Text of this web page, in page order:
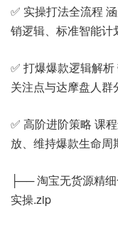
✅ 实操打法全流程
销逻辑、标准智能计
✅ 打爆爆款逻辑解
关注点与达摩盘人群
✅ 高阶进阶策略 课
放、维持爆款生命周
├── 淘宝无货源精
实操.zip